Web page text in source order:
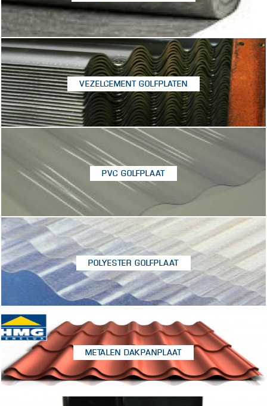
VEZELCEMENT GOLFPLATEN
PVC GOLFPLAAT
POLYESTER GOLFPLAAT
METALEN DAKPANPLAAT